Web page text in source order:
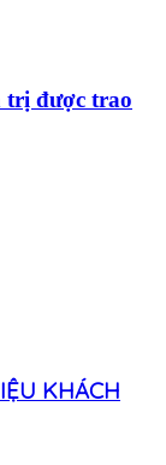
trị được trao
KHÁCH